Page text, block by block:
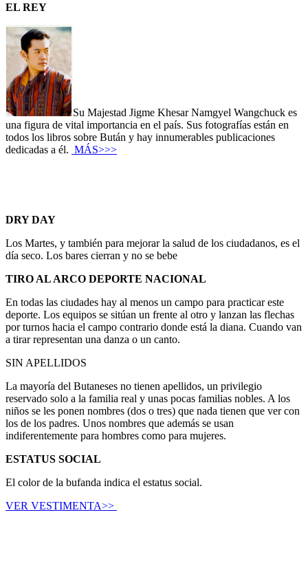
EL REY
Su Majestad Jigme Khesar Namgyel Wangchuck es
una figura de vital importancia en el país. Sus fotografías están en
todos los libros sobre Bután y hay innumerables publicaciones
dedicadas a él. MÁS>>>
DRY DAY
Los Martes, y también para mejorar la salud de los ciudadanos, es el
día seco. Los bares cierran y no se bebe
TIRO AL ARCO DEPORTE NACIONAL
En todas las ciudades hay al menos un campo para practicar este
deporte. Los equipos se sitúan un frente al otro y lanzan las flechas
por turnos hacia el campo contrario donde está la diana. Cuando van
a tirar representan una danza o un canto.
SIN APELLIDOS
La mayoría del Butaneses no tienen apellidos, un privilegio
reservado solo a la familia real y unas pocas familias nobles. A los
niños se les ponen nombres (dos o tres) que nada tienen que ver con
los de los padres. Unos nombres que además se usan
indiferentemente para hombres como para mujeres.
ESTATUS SOCIAL
El color de la bufanda indica el estatus social.
VER VESTIMENTA>>